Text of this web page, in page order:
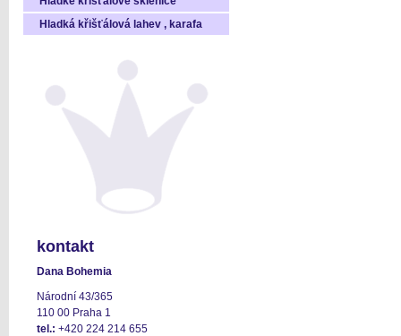
Hladká křišťálová lahev , karafa
kontakt
Dana Bohemia
Národní 43/365
110 00 Praha 1
tel.: +420 224 214 655